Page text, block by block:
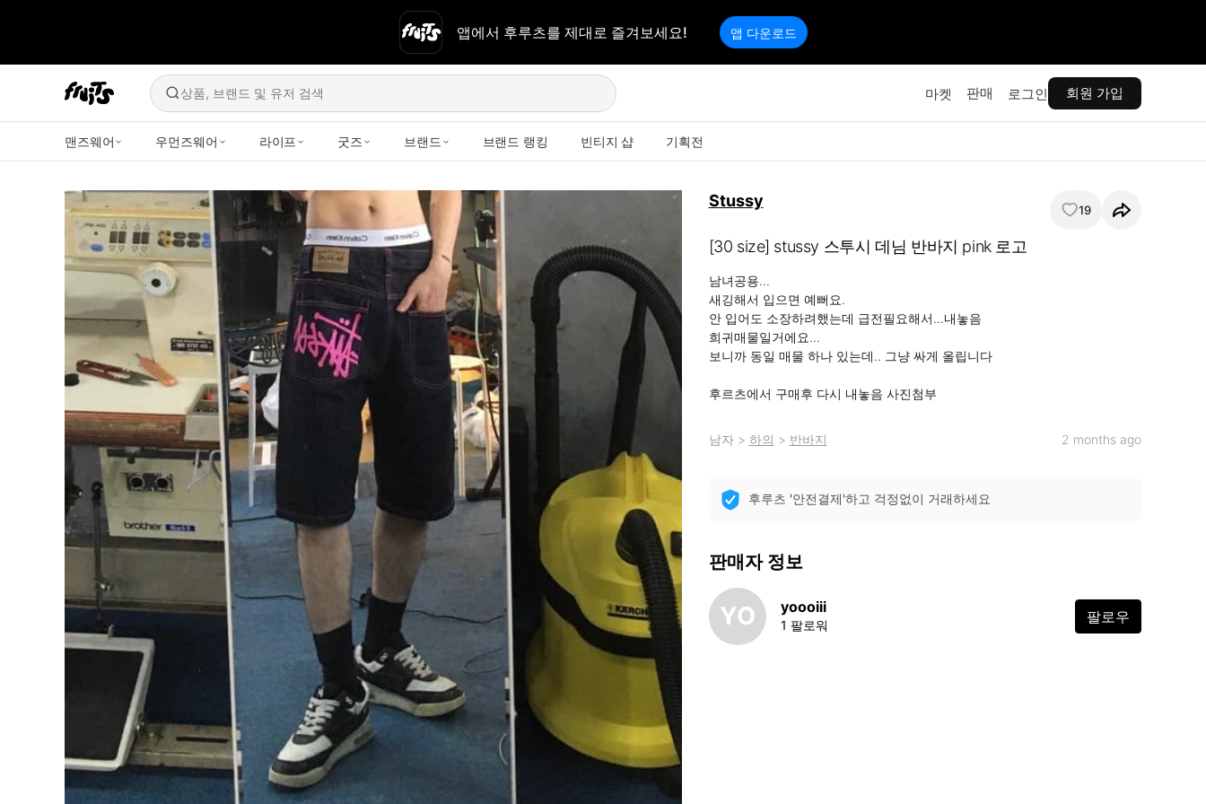
앱에서 후루츠를 제대로 즐겨보세요! 앱 다운로드
상품, 브랜드 및 유저 검색 마켓 판매 로그인 회원 가입
맨즈웨어 우먼즈웨어 라이프 굿즈 브랜드 브랜드 랭킹 빈티지 샵 기획전
Stussy 19
[30 size] stussy 스투시 데님 반바지 pink 로고
남녀공용...
새깅해서 입으면 예뻐요.
안 입어도 소장하려했는데 급전필요해서...내놓음
희귀매물일거에요...
보니까 동일 매물 하나 있는데.. 그냥 싸게 올립니다
후르츠에서 구매후 다시 내놓음 사진첨부
남자> 하의 > 반바지 2 months ago
후루츠 '안전결제'하고 걱정없이 거래하세요
판매자 정보
YO yoooiii
1 팔로워 팔로우